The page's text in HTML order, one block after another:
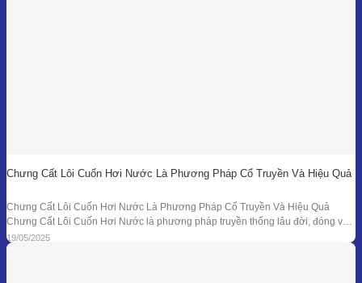
Chưng Cất Lôi Cuốn Hơi Nước Là Phương Pháp Cổ Truyền Và Hiệu Quả
Chưng Cất Lôi Cuốn Hơi Nước Là Phương Pháp Cổ Truyền Và Hiệu Quả
Chưng Cất Lôi Cuốn Hơi Nước là phương pháp truyền thống lâu đời, đóng vai
trò nền tảng trong ngành chiết xuất tinh dầu thiên nhiên. Từ những nồi đồng thủ
công ở các làng nghề cho đến hệ thống chưng
19/05/2025